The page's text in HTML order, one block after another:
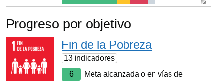
Progreso por objetivo
Fin de la Pobreza
13 indicadores
6
Meta alcanzada o en vías de